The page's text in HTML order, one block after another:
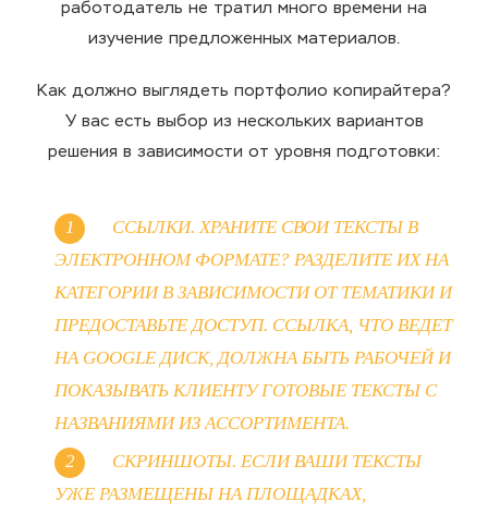
работодатель не тратил много времени на
изучение предложенных материалов.
Как должно выглядеть портфолио копирайтера?
У вас есть выбор из нескольких вариантов
решения в зависимости от уровня подготовки:
ССЫЛКИ. ХРАНИТЕ СВОИ ТЕКСТЫ В
ЭЛЕКТРОННОМ ФОРМАТЕ? РАЗДЕЛИТЕ ИХ НА
КАТЕГОРИИ В ЗАВИСИМОСТИ ОТ ТЕМАТИКИ И
ПРЕДОСТАВЬТЕ ДОСТУП. ССЫЛКА, ЧТО ВЕДЕТ
НА GOOGLE ДИСК, ДОЛЖНА БЫТЬ РАБОЧЕЙ И
ПОКАЗЫВАТЬ КЛИЕНТУ ГОТОВЫЕ ТЕКСТЫ С
НАЗВАНИЯМИ ИЗ АССОРТИМЕНТА.
СКРИНШОТЫ. ЕСЛИ ВАШИ ТЕКСТЫ
УЖЕ РАЗМЕЩЕНЫ НА ПЛОЩАДКАХ,